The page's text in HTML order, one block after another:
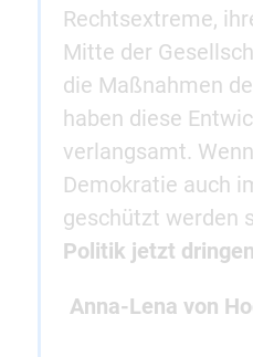
Rechtsextreme,
Mitte der
die Maßnahmen
haben diese
verlangsamt.
Demokratie auch
geschützt werden
Politik jetzt
Anna-Lena von